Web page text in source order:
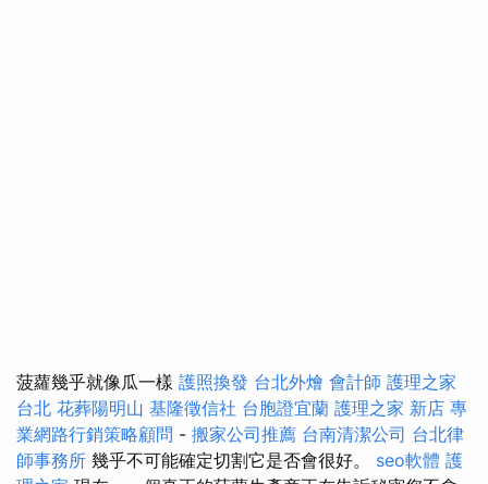
菠蘿幾乎就像瓜一樣 護照換發 台北外燴 會計師 護理之家
台北 花葬陽明山 基隆徵信社 台胞證宜蘭 護理之家 新店 專
業網路行銷策略顧問 - 搬家公司推薦 台南清潔公司 台北律
師事務所 幾乎不可能確定切割它是否會很好。 seo軟體 護